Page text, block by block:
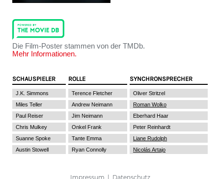
Die Film-Poster stammen von der TMDb.
Mehr Informationen.
SCHAUSPIELER ROLLE SYNCHRONSPRECHER
J.K. Simmons Terence Fletcher
Oliver Stritzel
Miles Teller
Andrew Neimann
Roman Wolko
Paul Reiser
Jim Neimann
Eberhard Haar
Chris Mulkey
Onkel Frank
Peter Reinhardt
Suanne Spoke
Tante Emma
Liane Rudolph
Austin Stowell
Ryan Connolly Nicolás Artajo
Impressum Datenschutz